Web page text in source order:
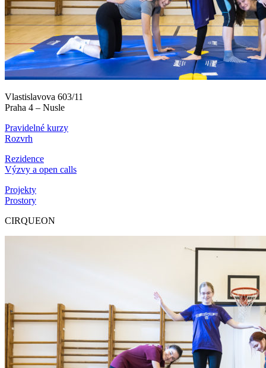
Vlastislavova 603/11
Praha 4 – Nusle
Pravidelné kurzy
Rozvrh
Rezidence
Výzvy a open calls
Projekty
Prostory
CIRQUEON